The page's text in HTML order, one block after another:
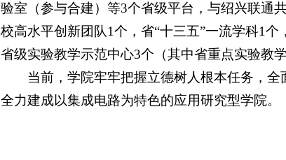
验室（参与合建）等3个省级平台，与绍兴联通
校高水平创新团队1个，省“十三五”一流学科1
省级实验教学示范中心3个（其中省重点实验教
当前，学院牢牢把握立德树人根本任务，
全力建成以集成电路为特色的应用研究型学院。